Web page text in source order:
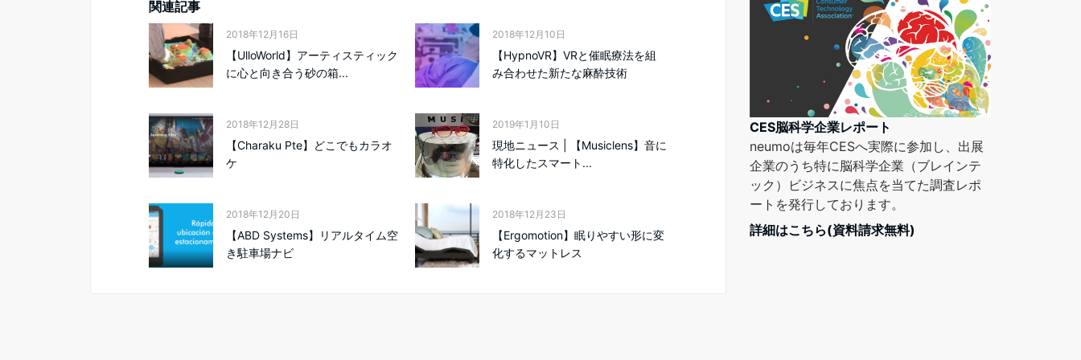
関連記事
2018年12月16日
【UlloWorld】アーティスティック
に心と向き合う砂の箱...
2018年12月10日
【HypnoVR】VRと催眠療法を組
み合わせた新たな麻酔技術
2018年12月28日
【Charaku Pte】どこでもカラオ
ケ
2019年1月10日
現地ニュース | 【Musiclens】音に
特化したスマート...
2018年12月20日
【ABD Systems】リアルタイム空
き駐車場ナビ
2018年12月23日
【Ergomotion】眠りやすい形に変
化するマットレス
CES脳科学企業レポート
neumoは毎年CESへ実際に参加し、出展
企業のうち特に脳科学企業（ブレインテ
ック）ビジネスに焦点を当てた調査レポ
ートを発行しております。
詳細はこちら(資料請求無料)